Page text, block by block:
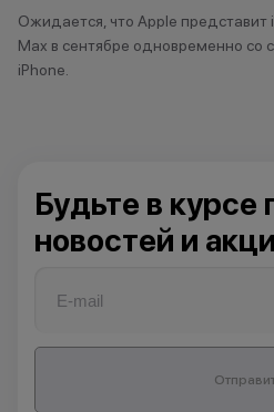
Ожидается, что Apple представит
Max в сентябре одновременно со
iPhone.
Будьте в курсе
новостей и